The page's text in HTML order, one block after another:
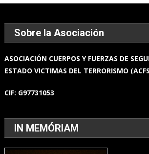
Sobre la Asociación
ASOCIACIÓN CUERPOS Y FUERZAS DE
ESTADOVICTIMAS DEL TERRORISMO
CIF: G97731053
IN MEMÓRIAM